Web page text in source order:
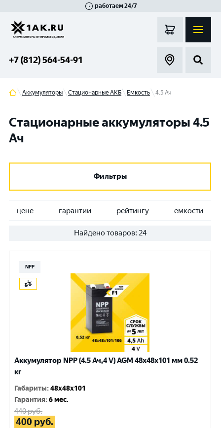
работаем 24/7
+7 (812) 564-54-91
Аккумуляторы Стационарные АКБ Емкость 4.5 Ач
Стационарные аккумуляторы 4.5
Ач
Фильтры
цене гарантии рейтингу емкости
Найдено товаров: 24
NPP
Аккумулятор NPP (4.5 Ач,4 V) AGM 48x48x101 мм 0.52
кг
Габариты:48x48x101
Гарантия:6 мес.
440руб.
400 руб.
Гатчина